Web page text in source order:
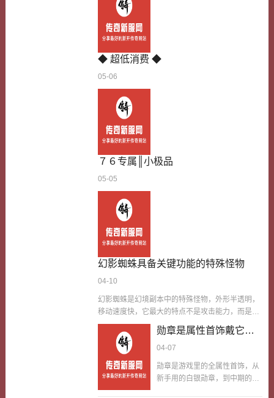
◆ 超低消费 ◆
05-06
７６专属║小极品
05-05
幻影蜘蛛具备关键功能的特殊怪物
04-10
幻影蜘蛛是幻境副本中的特殊怪物，外形半透明，
移动速度快，它最大的特点不是攻击能力，而是具
备破隐功能能识破玩家的隐身术包括道士的单体隐
身和集体隐身，还能破除法师的魔法护盾，让隐藏
的玩家或有护盾保护的玩家暴露在攻击范围内。在
团队副本或PK中，这个功能可以说是相当关键的，
尤其是面对擅长隐身偷袭的道士或依赖护盾扛伤的
勋章是属性首饰戴它作
战同时也可以在作战的
程度的能力提升
04-07
勋章是游戏里的全属性首饰，从
新手用的白银勋章，到中期的荣